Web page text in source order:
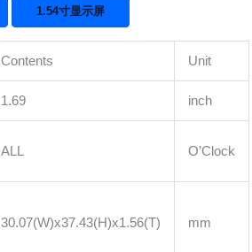
1.54寸显示屏
Contents Unit
1.69 inch
ALL O’Clock
30.07(W)x37.43(H)x1.56(T) mm